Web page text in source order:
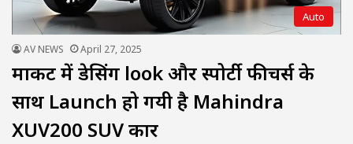
Auto
AV NEWS April 27, 2025
मार्केट में डेसिंग look और स्पोर्टी फीचर्स के
साथ Launch हो गयी है Mahindra
XUV200 SUV कार